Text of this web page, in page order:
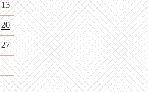
13
20
27